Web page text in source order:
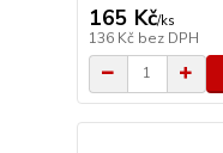
165 Kč/ks
136 Kč bez DPH